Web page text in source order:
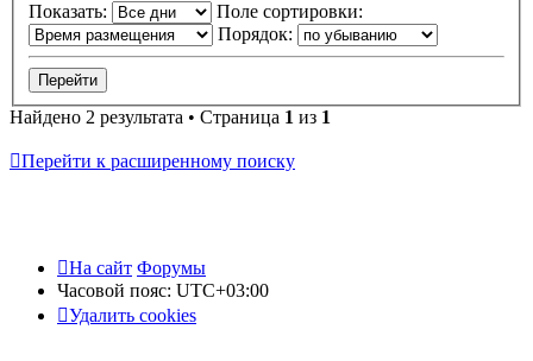
Показать:
Поле сортировки:
Порядок:
Найдено 2 результата • Страница 1 из 1
Перейти к расширенному поиску
На сайт Форумы
Часовой пояс: UTC+03:00
Удалить cookies